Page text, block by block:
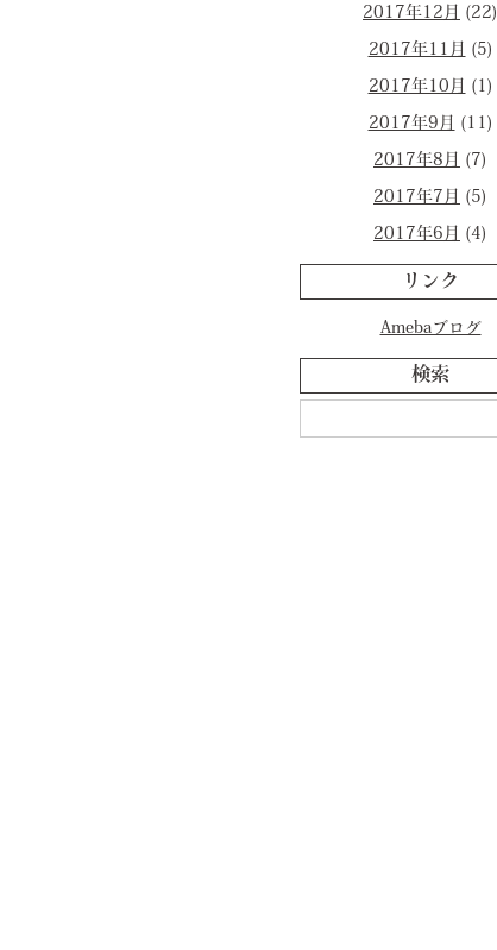
2017年12月 (22)
2017年11月 (5)
2017年10月 (1)
2017年9月 (11)
2017年8月 (7)
2017年7月 (5)
2017年6月 (4)
リンク
Amebaブログ
検索